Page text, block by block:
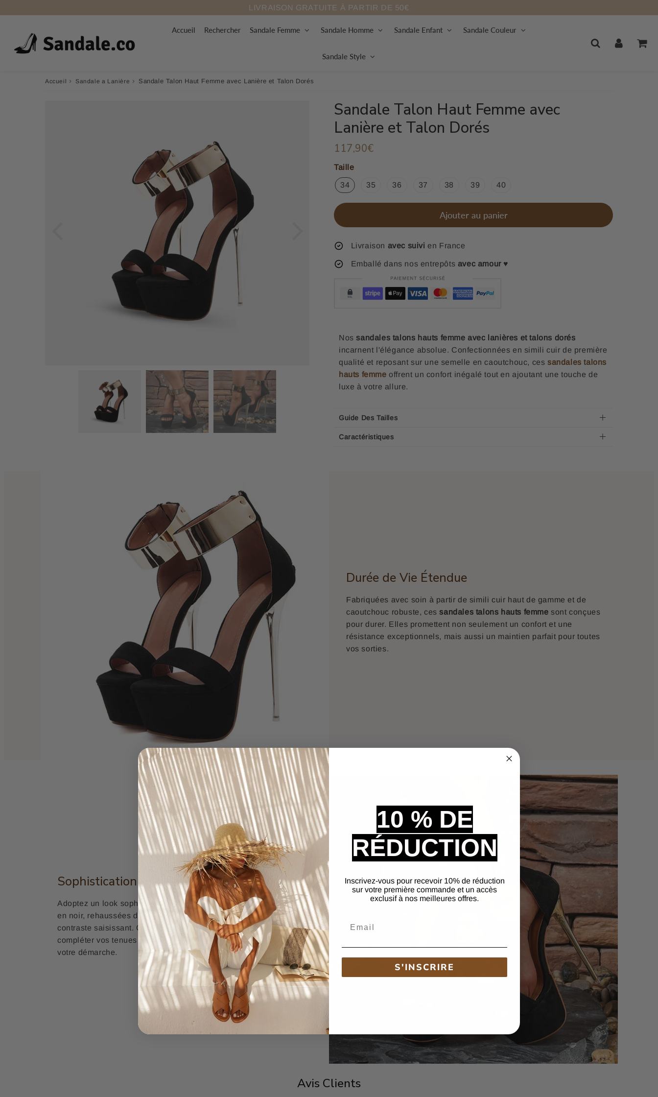
LIVRAISON GRATUITE À PARTIR DE 50€
Accueil Rechercher Sandale Femme Sandale Homme Sandale Enfant Sandale Couleur
Sandale Style
Accueil › Sandale a Lanière › Sandale Talon Haut Femme avec Lanière et Talon Dorés
Sandale Talon Haut Femme avec
Lanière et Talon Dorés
117,90€
Taille
34 35 36 37 38 39 40
Ajouter au panier
Livraison avec suivi en France
Emballé dans nos entrepôts avec amour ♥
Nossandales talons hauts femme avec lanières et talons dorés
incarnent l'élégance absolue. Confectionnées en simili cuir de première
qualité et reposant sur une semelle en caoutchouc, cessandales talons
hauts femme offrent un confort inégalé tout en ajoutant une touche de
luxe à votre allure.
Guide Des Tailles
Caractéristiques
Durée de Vie Étendue
Fabriquées avec soin à partir de simili cuir haut de gamme et de
caoutchouc robuste, cessandales talons hauts femme sont conçues
pour durer. Elles promettent non seulement un confort et une
résistance exceptionnels, mais aussi un maintien parfait pour toutes
vos sorties.
Sophistication en Noir et Doré
Adoptez un look sophistiqué avec cessandales talons hauts femme
en noir, rehaussées de lanières et d'un talon dorés pour un
contraste saisissant. Cette combinaison élégante est parfaite pour
compléter vos tenues de soirée, ajoutant une note d'opulence à
votre démarche.
Avis Clients
10 % DE
RÉDUCTION
Inscrivez-vous pour recevoir 10% de réduction
sur votre première commande et un accès
exclusif à nos meilleures offres.
S'INSCRIRE